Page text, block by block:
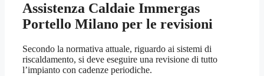
Assistenza Caldaie Immergas
Portello Milano per le revisioni
Secondo la normativa attuale, riguardo ai sistemi di
riscaldamento, si deve eseguire una revisione di tutto
l’impianto con cadenze periodiche.